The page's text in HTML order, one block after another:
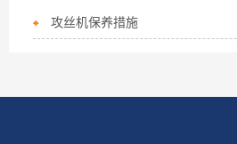
攻丝机保养措施